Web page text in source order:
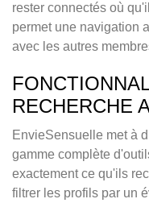
rester connectés où
permet une navigation
avec les autres
RECHERCHE
EnvieSensuelle met à
gamme complète
exactement ce qu'ils
filtrer les profils par un